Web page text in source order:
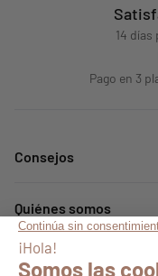
14
Pago en 3
Consejos
Quiénes somos
Servicios